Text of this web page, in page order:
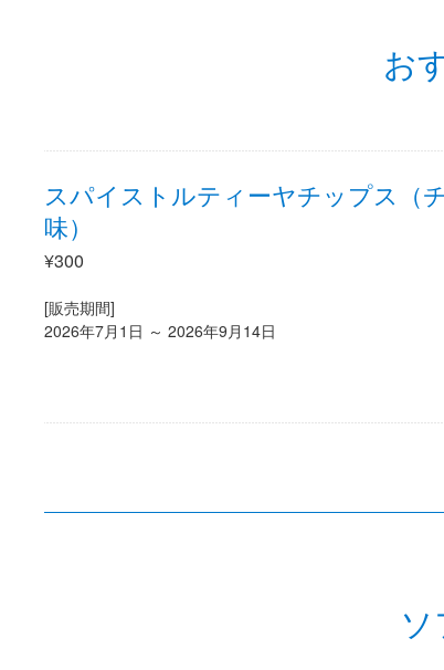
お
スパイストルティーヤチップス（
味）
¥300
[販売期間]
2026年7月1日 ～ 2026年9月14日